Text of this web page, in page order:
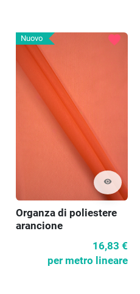
Nuovo
visibility
favorite
Organza di poliestere
arancione
16,83 €
per metro lineare